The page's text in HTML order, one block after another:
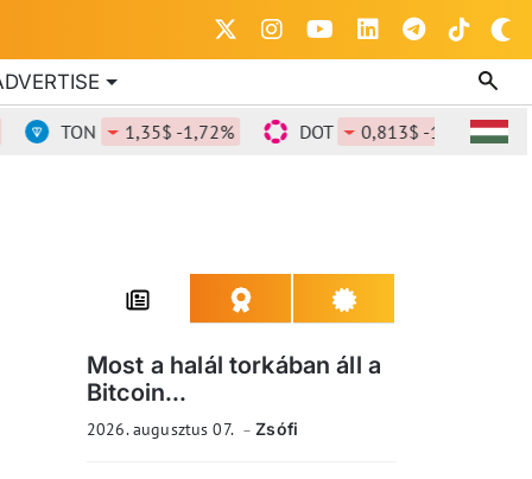
TON 1,35$ -1,72% DOT 0,813$ -1,38%
Most a halál torkában áll a
Bitcoin...
2026. augusztus 07. Zsófi